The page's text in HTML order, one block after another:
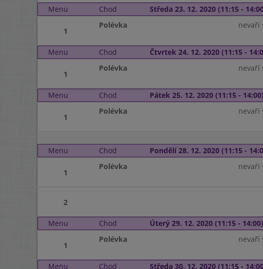
Menu Chod Středa 23. 12. 2020 (11:15 -
1
Polévka nevaří
Menu Chod Čtvrtek 24. 12. 2020 (11:15 -
1
Polévka nevaří
Menu Chod Pátek 25. 12. 2020 (11:15 - 14:00)
1
Polévka nevaří
Menu
Chod Pondělí 28. 12. 2020 (11:15 -
1
Polévka nevaří
2
Menu Chod Úterý 29. 12. 2020 (11:15 - 14:00)
1
Polévka nevaří
Menu Chod Středa 30. 12. 2020 (11:15 -